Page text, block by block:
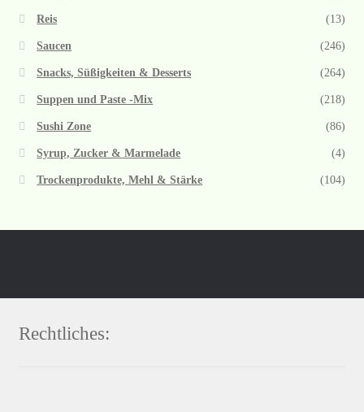
Reis (13)
Saucen (246)
Snacks, Süßigkeiten & Desserts (264)
Suppen und Paste -Mix (218)
Sushi Zone (86)
Syrup, Zucker & Marmelade (4)
Trockenprodukte, Mehl & Stärke (104)
Rechtliches: